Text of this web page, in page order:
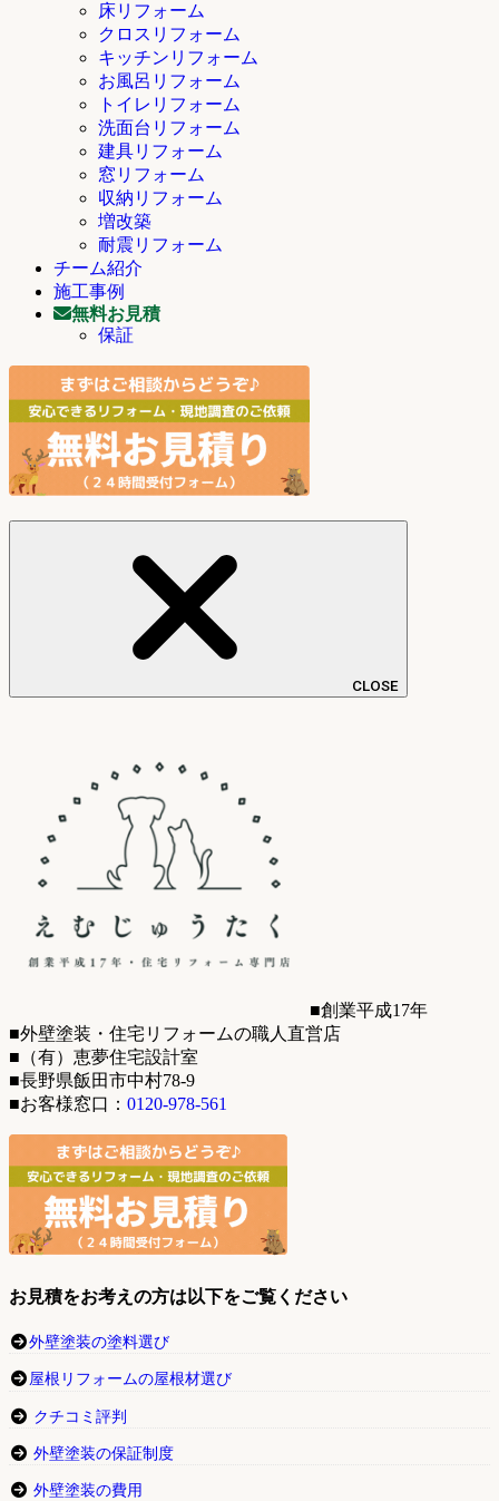
床リフォーム
クロスリフォーム
キッチンリフォーム
お風呂リフォーム
トイレリフォーム
洗面台リフォーム
建具リフォーム
窓リフォーム
収納リフォーム
増改築
耐震リフォーム
チーム紹介
施工事例
無料お見積
保証
CLOSE
■創業平成17年
■外壁塗装・住宅リフォームの職人直営店
■（有）恵夢住宅設計室
■長野県飯田市中村78-9
■お客様窓口： 0120-978-561
お見積をお考えの方は以下をご覧ください
外壁塗装の塗料選び
屋根リフォームの屋根材選び
クチコミ評判
外壁塗装の保証制度
外壁塗装の費用